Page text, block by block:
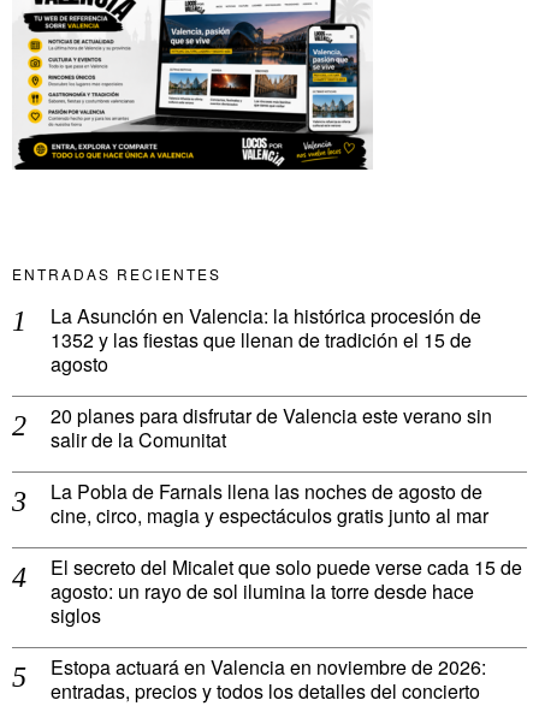
ENTRADAS RECIENTES
La Asunción en Valencia: la histórica procesión de
1352 y las fiestas que llenan de tradición el 15 de
agosto
20 planes para disfrutar de Valencia este verano sin
salir de la Comunitat
La Pobla de Farnals llena las noches de agosto de
cine, circo, magia y espectáculos gratis junto al mar
El secreto del Micalet que solo puede verse cada 15 de
agosto: un rayo de sol ilumina la torre desde hace
siglos
Estopa actuará en Valencia en noviembre de 2026:
entradas, precios y todos los detalles del concierto